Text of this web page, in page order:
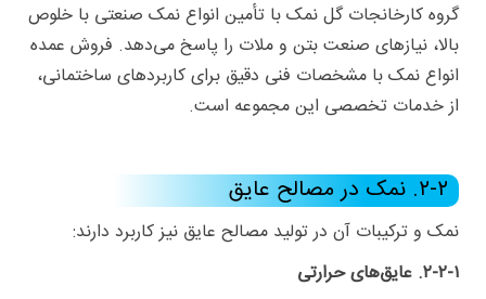
گروه کارخانجات گل نمک با تأمین انواع نمک صنعتی با خلوص
بالا، نیازهای صنعت بتن و ملات را پاسخ می‌دهد. فروش عمده
انواع نمک با مشخصات فنی دقیق برای کاربردهای ساختمانی،
از خدمات تخصصی این مجموعه است.
۲-۲. نمک در مصالح عایق
نمک و ترکیبات آن در تولید مصالح عایق نیز کاربرد دارند:
۲-۲-۱. عایق‌های حرارتی